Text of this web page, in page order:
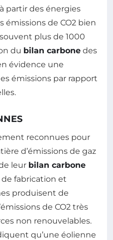
partir des énergies
émissions de CO2 bien
plus de 1000
du bilan carbone des
évidence une
émissions par rapport
reconnues pour
d’émissions de gaz
leur bilan carbone
de fabrication et
produisent de
de CO2 très
non renouvelables.
qu’une éolienne